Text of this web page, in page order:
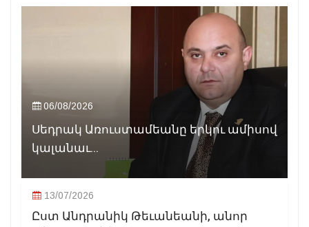
06/08/2026
Սեդրակ Առուստամեանը երկու ամիսով
կալանաւ...
13/07/2026
Ըստ Անդրանիկ Թեւանեանի, անոր